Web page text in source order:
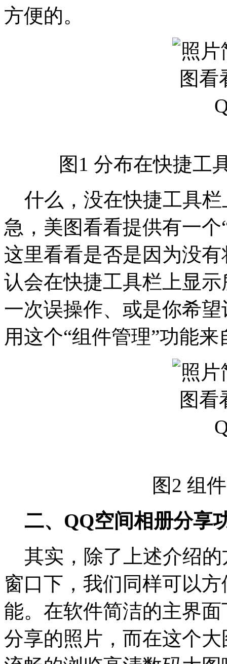
方便的。
图1 分布在快捷工
什么，没在快捷工具栏
急，美图看看提供有一
这里看看是否是因为没
认会在快捷工具栏上显
一次误操作、或是你希
用这个“组件管理”功能
图2 组
二、QQ空间相册分享
其实，除了上述介绍的
窗口下，我们同样可以
能。在软件简洁的主界
分享的照片，而在这个